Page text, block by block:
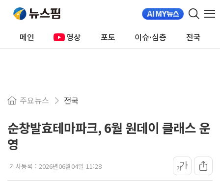
메인 영상 포토 이슈·심층 전국
주요뉴스 전국
순창발효테마파크, 6월 원데이 클래스 운
영
기사등록 : 2026년06월04일 11:28 가가